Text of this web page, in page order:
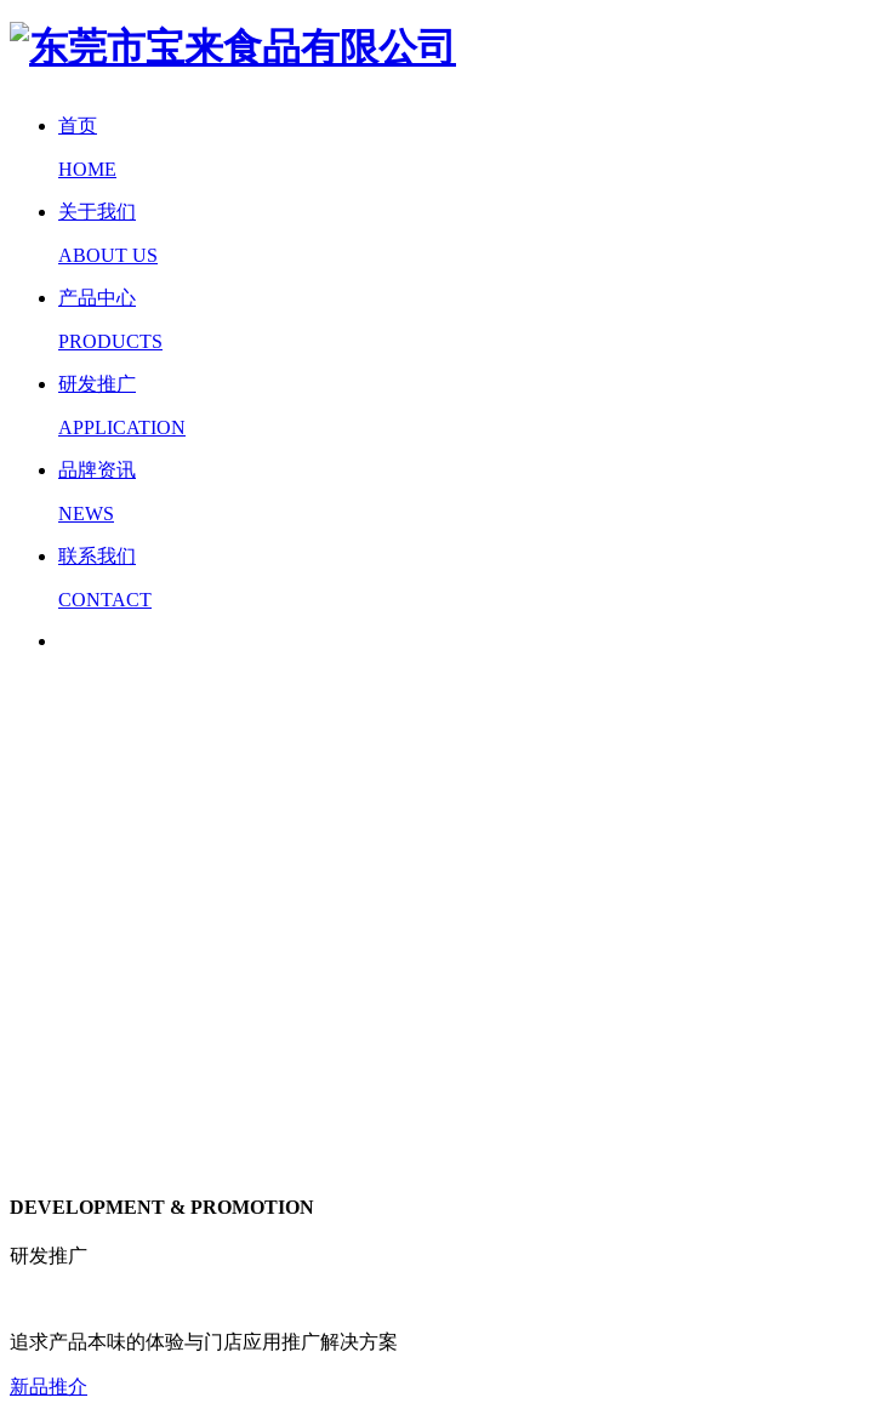
首页
HOME
关于我们
ABOUT US
产品中心
PRODUCTS
研发推广
APPLICATION
品牌资讯
NEWS
联系我们
CONTACT
DEVELOPMENT & PROMOTION
研发推广
追求产品本味的体验与门店应用推广解决方案
新品推介